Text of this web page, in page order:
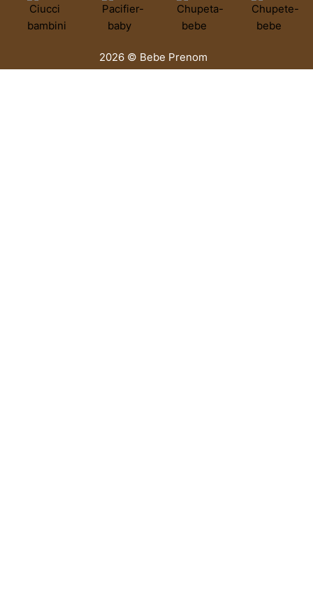
2026 © Bebe Prenom